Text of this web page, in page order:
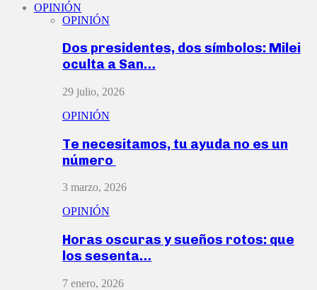
OPINIÓN
OPINIÓN
Dos presidentes, dos símbolos: Milei
oculta a San…
29 julio, 2026
OPINIÓN
Te necesitamos, tu ayuda no es un
número
3 marzo, 2026
OPINIÓN
Horas oscuras y sueños rotos: que
los sesenta…
7 enero, 2026